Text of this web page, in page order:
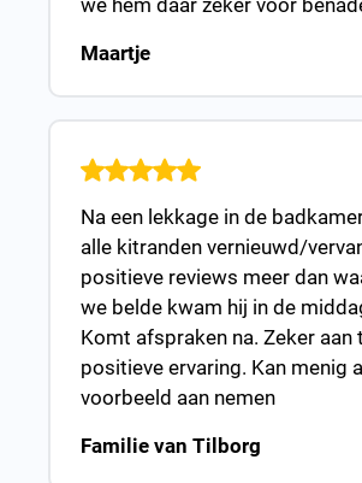
we hem daar zeker voor
Maartje
Na een lekkage in de
alle kitranden vernieuwd/
positieve reviews meer dan
we belde kwam hij in de
Komt afspraken na. Zeker aan
positieve ervaring. Kan menig
voorbeeld aan nemen
Familie van Tilborg